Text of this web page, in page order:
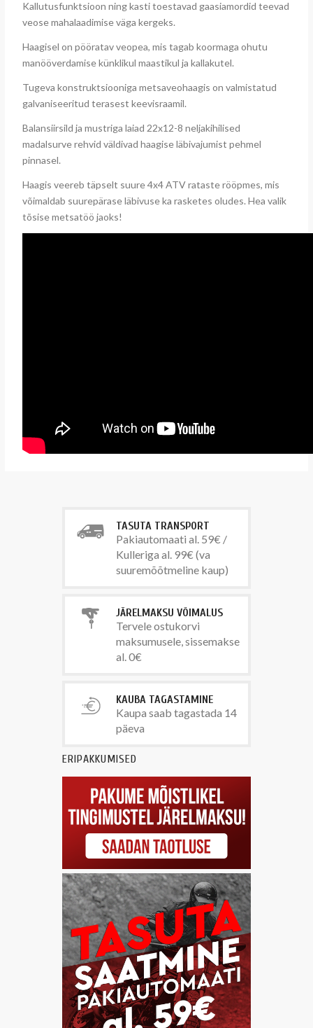
Kallutusfunktsioon ning kasti toestavad gaasiamordid teevad
veose mahalaadimise väga kergeks.
Haagisel on pööratav veopea, mis tagab koormaga ohutu
manööverdamise künklikul maastikul ja kallakutel.
Tugeva konstruktsiooniga metsaveohaagis on valmistatud
galvaniseeritud terasest keevisraamil.
Balansiirsild ja mustriga laiad 22x12-8 neljakihilised
madalsurve rehvid väldivad haagise läbivajumist pehmel
pinnasel.
Haagis veereb täpselt suure 4x4 ATV rataste rööpmes, mis
võimaldab suurepärase läbivuse ka rasketes oludes. Hea valik
tõsise metsatöö jaoks!
TASUTA TRANSPORT
Pakiautomaati al. 59€ /
Kulleriga al. 99€ (va
suuremõõtmeline kaup)
JÄRELMAKSU VÕIMALUS
Tervele ostukorvi
maksumusele, sissemakse
al. 0€
KAUBA TAGASTAMINE
Kaupa saab tagastada 14
päeva
ERIPAKKUMISED